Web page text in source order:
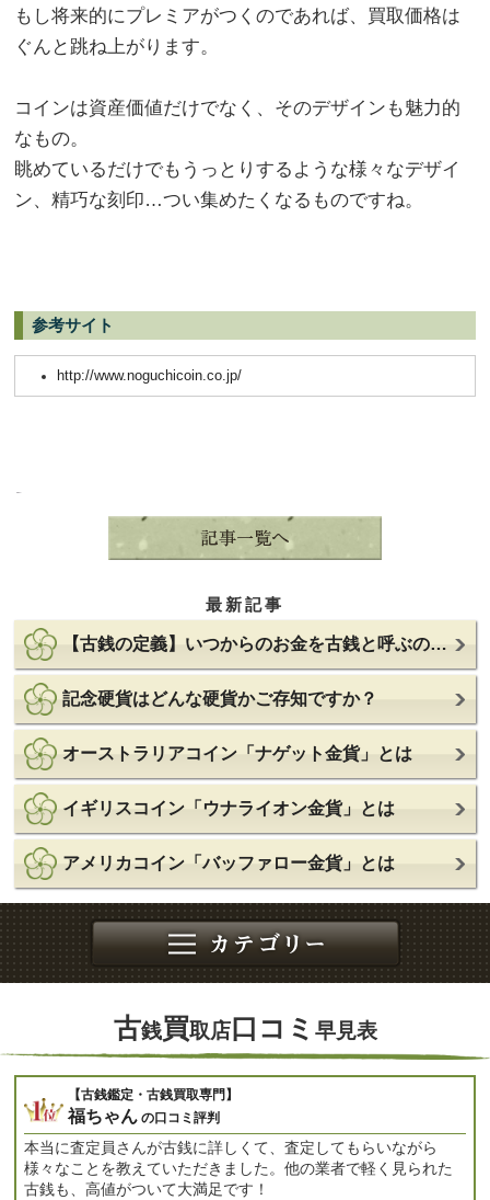
もし将来的にプレミアがつくのであれば、買取価格は
ぐんと跳ね上がります。
コインは資産価値だけでなく、そのデザインも魅力的
なもの。
眺めているだけでもうっとりするような様々なデザイ
ン、精巧な刻印…つい集めたくなるものですね。
参考サイト
http://www.noguchicoin.co.jp/
最新記事
【古銭の定義】いつからのお金を古銭と呼ぶのか単純に考えてみた
記念硬貨はどんな硬貨かご存知ですか？
オーストラリアコイン「ナゲット金貨」とは
イギリスコイン「ウナライオン金貨」とは
アメリカコイン「バッファロー金貨」とは
古銭買取店口コミ 早見表
【古銭鑑定・古銭買取専門】
福ちゃん の口コミ評判
本当に査定員さんが古銭に詳しくて、査定してもらいながら
様々なことを教えていただきました。他の業者で軽く見られた
古銭も、高値がついて大満足です！